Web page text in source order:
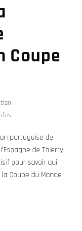
Coupe
portugaise de
de Thierry
pour savoir qui
Coupe du Monde